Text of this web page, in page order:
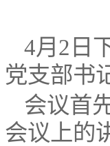
4月2日
党支部书
会议首
会议上的